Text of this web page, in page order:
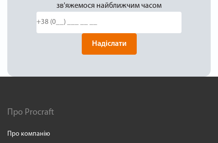
зв'яжемося найближчим часом
Надіслати
Про Procraft
Про компанію